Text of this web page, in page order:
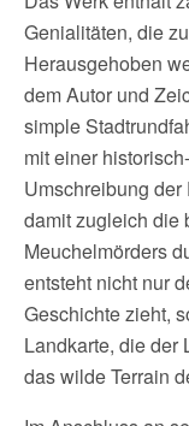
Genialitäten, die
Herausgehoben
dem Autor und
simple
mit einer
Umschreibung
damit zugleich die
Meuchelmörders
entsteht nicht nur
Geschichte zieht,
Landkarte, die der
das wilde Terrain